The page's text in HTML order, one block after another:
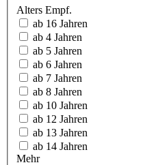
Alters Empf.
ab 16 Jahren
ab 4 Jahren
ab 5 Jahren
ab 6 Jahren
ab 7 Jahren
ab 8 Jahren
ab 10 Jahren
ab 12 Jahren
ab 13 Jahren
ab 14 Jahren
Mehr